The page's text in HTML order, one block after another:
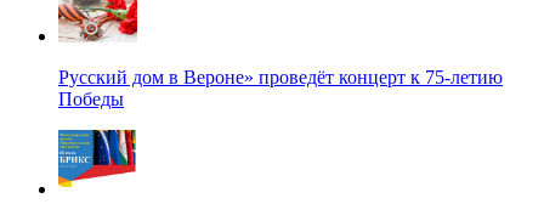
Русский дом в Вероне» проведёт концерт к 75-летию
Победы